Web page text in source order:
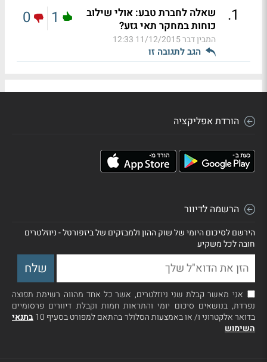
1
.
שאלה לחברת טבע: אולי שילוב
כוחות במחקר תאי גזע?
המבין דבר11/12/2015 12:33
הגב לתגובה זו
1
0
הורדת אפליקציה
הרשמה לדיוור
הירשם לסיכום היומי של שוק ההון ולמבזקים של ביזפורטל - ניוזלטרים
חובה לכל משקיע
אני מאשר קבלת שני ניוזלטרים, אשר כל אחד מהווה רשימת תפוצה
נפרדת, בנושאים סיכום יומי והתראות חמות וקבלת דיוורים פרסומיים
בדואר אלקטרוני ו/ או באמצעות הסלולר בהתאם למפורט בסעיף 10
בתנאי
השימוש